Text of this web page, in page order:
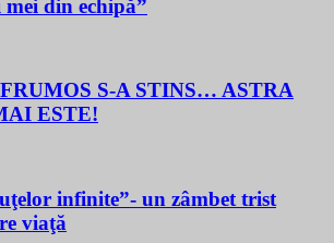
din echipă”
S-A STINS… ASTRA
ESTE!
infinite”- un zâmbet trist
viaţă